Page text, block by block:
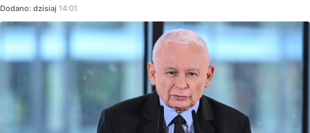
Dodano: dzisiaj 14:01